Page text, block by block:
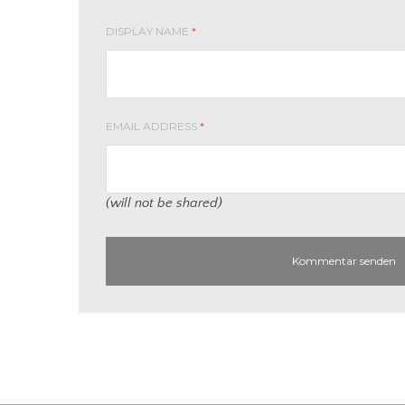
DISPLAY NAME *
EMAIL ADDRESS *
(will not be shared)